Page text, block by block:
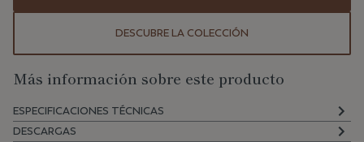
DESCUBRE LA COLECCIÓN
Más información sobre este producto
ESPECIFICACIONES TÉCNICAS
DESCARGAS